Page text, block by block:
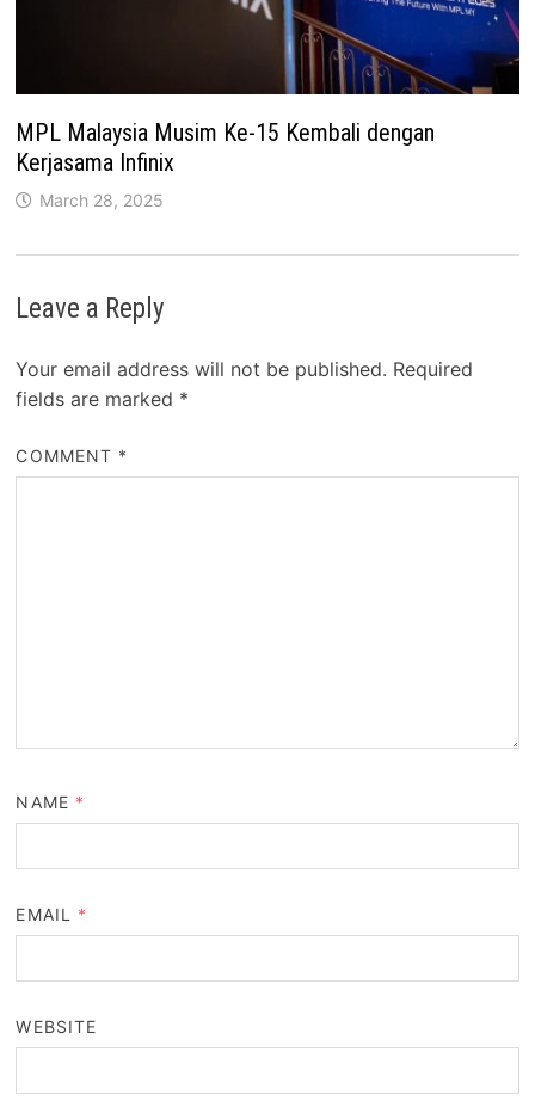
MPL Malaysia Musim Ke-15 Kembali dengan
Kerjasama Infinix
March 28, 2025
Leave a Reply
Your email address will not be published. Required
fields are marked *
COMMENT *
NAME *
EMAIL *
WEBSITE